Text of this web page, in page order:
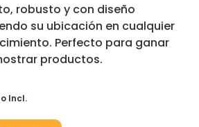
robusto y con diseño
su ubicación en cualquier
Perfecto para ganar
productos.
Incl.